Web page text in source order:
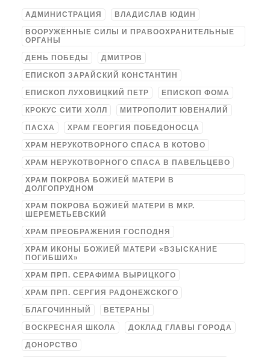
АДМИНИСТРАЦИЯ ВЛАДИСЛАВ ЮДИН
ВООРУЖЁННЫЕ СИЛЫ И ПРАВООХРАНИТЕЛЬНЫЕ
ОРГАНЫ
ДЕНЬ ПОБЕДЫ ДМИТРОВ
ЕПИСКОП ЗАРАЙСКИЙ КОНСТАНТИН
ЕПИСКОП ЛУХОВИЦКИЙ ПЕТР ЕПИСКОП ФОМА
КРОКУС СИТИ ХОЛЛ МИТРОПОЛИТ ЮВЕНАЛИЙ
ПАСХА ХРАМ ГЕОРГИЯ ПОБЕДОНОСЦА
ХРАМ НЕРУКОТВОРНОГО СПАСА В КОТОВО
ХРАМ НЕРУКОТВОРНОГО СПАСА В ПАВЕЛЬЦЕВО
ХРАМ ПОКРОВА БОЖИЕЙ МАТЕРИ В
ДОЛГОПРУДНОМ
ХРАМ ПОКРОВА БОЖИЕЙ МАТЕРИ В МКР.
ШЕРЕМЕТЬЕВСКИЙ
ХРАМ ПРЕОБРАЖЕНИЯ ГОСПОДНЯ
ХРАМ ИКОНЫ БОЖИЕЙ МАТЕРИ «ВЗЫСКАНИЕ
ПОГИБШИХ»
ХРАМ ПРП. СЕРАФИМА ВЫРИЦКОГО
ХРАМ ПРП. СЕРГИЯ РАДОНЕЖСКОГО
БЛАГОЧИННЫЙ ВЕТЕРАНЫ
ВОСКРЕСНАЯ ШКОЛА ДОКЛАД ГЛАВЫ ГОРОДА
ДОНОРСТВО